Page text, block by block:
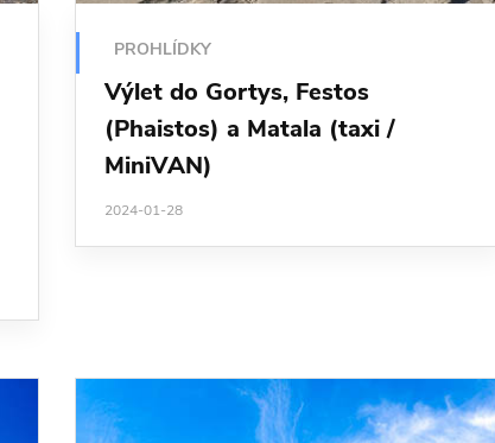
PROHLÍDKY
Výlet do Gortys, Festos
(Phaistos) a Matala (taxi /
MiniVAN)
2024-01-28